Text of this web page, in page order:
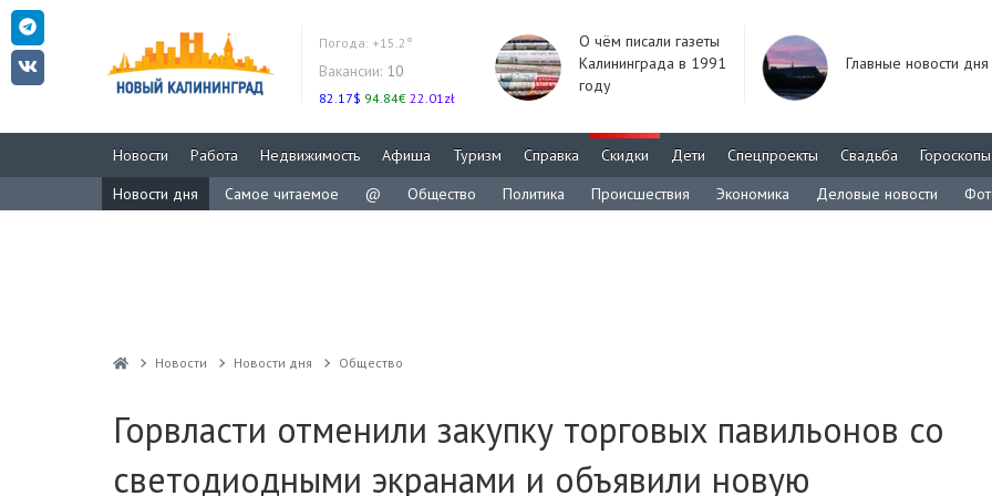
Погода: +15.2°
Вакансии: 10
82.17$ 94.84€ 22.01zł
О чём писали газеты
Калининграда в 1991
году
Главные новости дня
Новости Работа Недвижимость Афиша Туризм Справка Скидки Дети Спецпроекты Свадьба
Гороскопы
Новости дня
Самое читаемое @ Общество Политика Происшествия Экономика Деловые новости
Новости Новости дня Общество
Горвласти отменили закупку торговых павильонов со
светодиодными экранами и объявили новую